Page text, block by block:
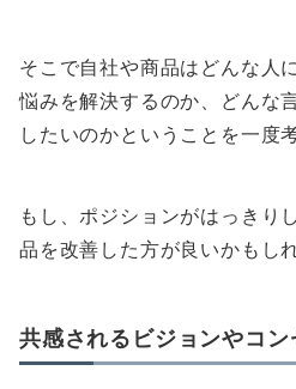
そこで自社や商品はどんな人
悩みを解決するのか、どんな
したいのかということを一度
もし、ポジションがはっきり
品を改善した方が良いかもし
共感されるビジョンやコ